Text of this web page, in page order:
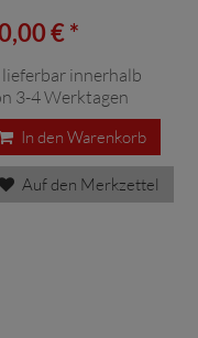
€ *
lieferbar innerhalb
3-4 Werktagen
In den Warenkorb
Auf den Merkzettel